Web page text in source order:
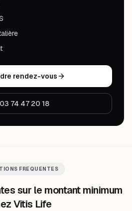
rendez-vous
03 74 47 20 18
FREQUENTES
sur le montant minimum
Vitis Life